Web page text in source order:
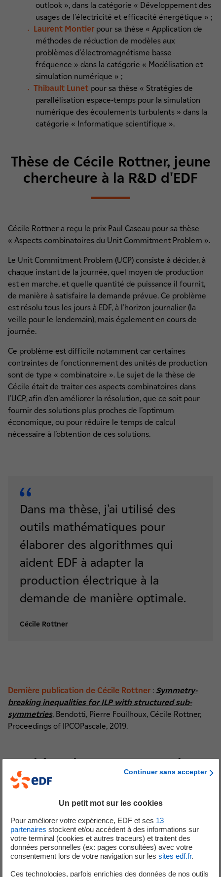
outlook », dans la catégorie « Développement des
usages de l'électricité et efficacité énergétique » ;
Laurent Montier pour sa thèse « Application de
méthodes de réduction de modèles aux
problèmes d'électromagnétisme basse
fréquence » dans la catégorie « Modélisation et
simulation numérique » ;
Thibault Lunet pour sa thèse « Stratégies de
parallélisation espace-temps pour la simulation
numérique des écoulements turbulents » dans la
catégorie « Informatique scientifique ».
Thèse de Cécile Rottner, jeune
chercheure à la R&D d'EDF
Cécile Rottner a reçu le prix Paul Caseau pour sa thèse
« Aspects combinatoires du Unit Commitment Problem ».
Le Unit Commitment Problem (UCP) consiste à décider, à
chaque instant de la journée, quel moyen de production
est en marche, et quelle quantité de puissance il fournit,
de manière à satisfaire la demande prévue. Ce problème
est résolu tous les jours à EDF, à l’horizon journalier (la
veille pour le lendemain), mais également en cours de
journée.
Ce problème est difficile notamment car certaines
contraintes de fonctionnement des unités de production
sont de type « combinatoire ». Le sujet de la thèse de
Cécile était de traiter ces aspects combinatoires dans
l’UCP, afin d’en améliorer la résolution, que ce soit pour
fournir des solutions plus proches de l’optimum
économique, ou pour réduire le temps de calcul
nécessaire à l’obtention de ces solutions.
Dans ma thèse, j'ai utilisé des
outils mathématiques pour
élaborer des algorithmes qui
aident EDF à adapter la
production électrique à la
demande de manière optimale.
Cécile Rottner
Dernière publication de Cécile Rottner : Symmetry-
breaking inequalities for ILP with structured sub-
symmetries, Bendotti, Pierre Fouilhoux, Cécile Rottner,
Proceedings of IPCOPascale, 2019.
Thèse de Laurent Montier
menée à la R&D d'EDF
Laurent Montier est lauréat 2019 du prix Paul Caseau pour
sa thèse « Application de méthodes de réduction de
modèles aux problèmes d'électromagnétisme basse
Continuer sans accepter
Un petit mot sur les cookies
Pour améliorer votre expérience, EDF et ses 13
partenaires stockent et/ou accèdent à des informations sur
votre terminal (cookies et autres traceurs) et traitent des
données personnelles (ex: pages consultées) avec votre
consentement lors de votre navigation sur les sites edf.fr.
Ces technologies, parfois enrichies des données de nos outils